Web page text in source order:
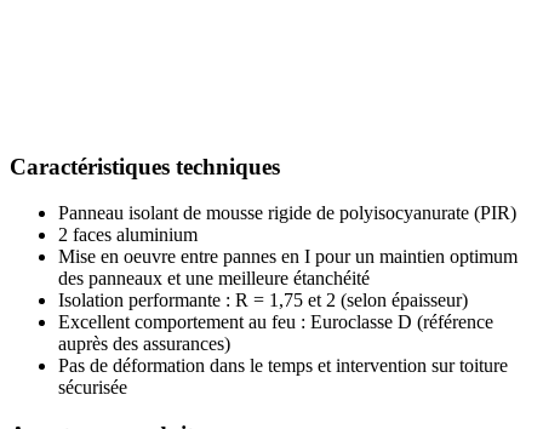
Caractéristiques techniques
Panneau isolant de mousse rigide de polyisocyanurate (PIR)
2 faces aluminium
Mise en oeuvre entre pannes en I pour un maintien optimum
des panneaux et une meilleure étanchéité
Isolation performante : R = 1,75 et 2 (selon épaisseur)
Excellent comportement au feu : Euroclasse D (référence
auprès des assurances)
Pas de déformation dans le temps et intervention sur toiture
sécurisée